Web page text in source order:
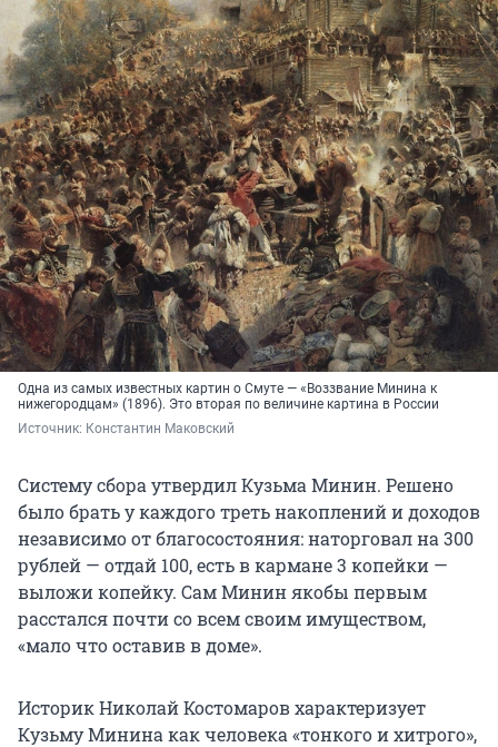
Одна из самых известных картин о Смуте — «Воззвание Минина к
нижегородцам» (1896). Это вторая по величине картина в России
Источник: Константин Маковский
Систему сбора утвердил Кузьма Минин. Решено
было брать у каждого треть накоплений и доходов
независимо от благосостояния: наторговал на 300
рублей — отдай 100, есть в кармане 3 копейки —
выложи копейку. Сам Минин якобы первым
расстался почти со всем своим имуществом,
«мало что оставив в доме».
Историк Николай Костомаров характеризует
Кузьму Минина как человека «тонкого и хитрого»,